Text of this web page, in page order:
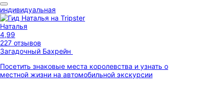
индивидуальная
Наталья
4,99
227 отзывов
Загадочный Бахрейн
Посетить знаковые места королевства и узнать о
местной жизни на автомобильной экскурсии